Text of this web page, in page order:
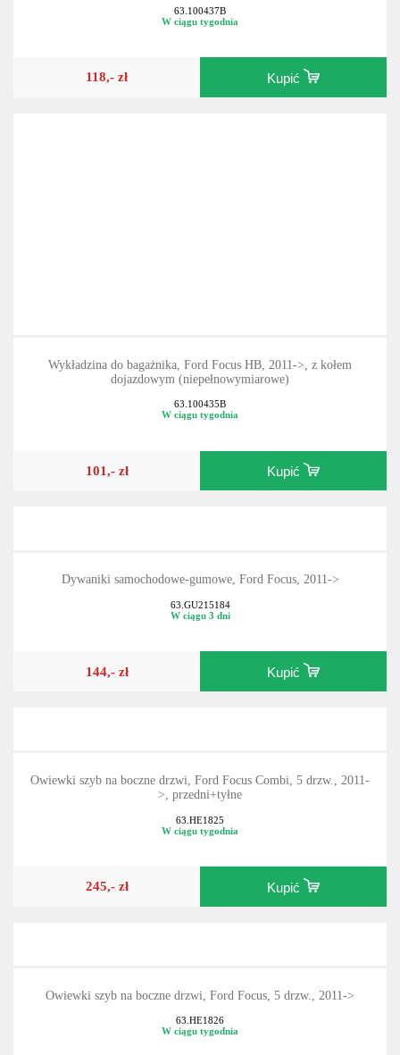
63.100437B
W ciągu tygodnia
118,- zł Kupić
Wykładzina do bagażnika, Ford Focus HB, 2011->, z kołem
dojazdowym (niepełnowymiarowe)
63.100435B
W ciągu tygodnia
101,- zł Kupić
Dywaniki samochodowe-gumowe, Ford Focus, 2011->
63.GU215184
W ciągu 3 dni
144,- zł Kupić
Owiewki szyb na boczne drzwi, Ford Focus Combi, 5 drzw., 2011-
>, przedni+tyłne
63.HE1825
W ciągu tygodnia
245,- zł Kupić
Owiewki szyb na boczne drzwi, Ford Focus, 5 drzw., 2011->
63.HE1826
W ciągu tygodnia